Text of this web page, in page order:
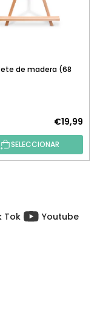
de madera (68
€19,99
SELECCIONAR
Tok Youtube